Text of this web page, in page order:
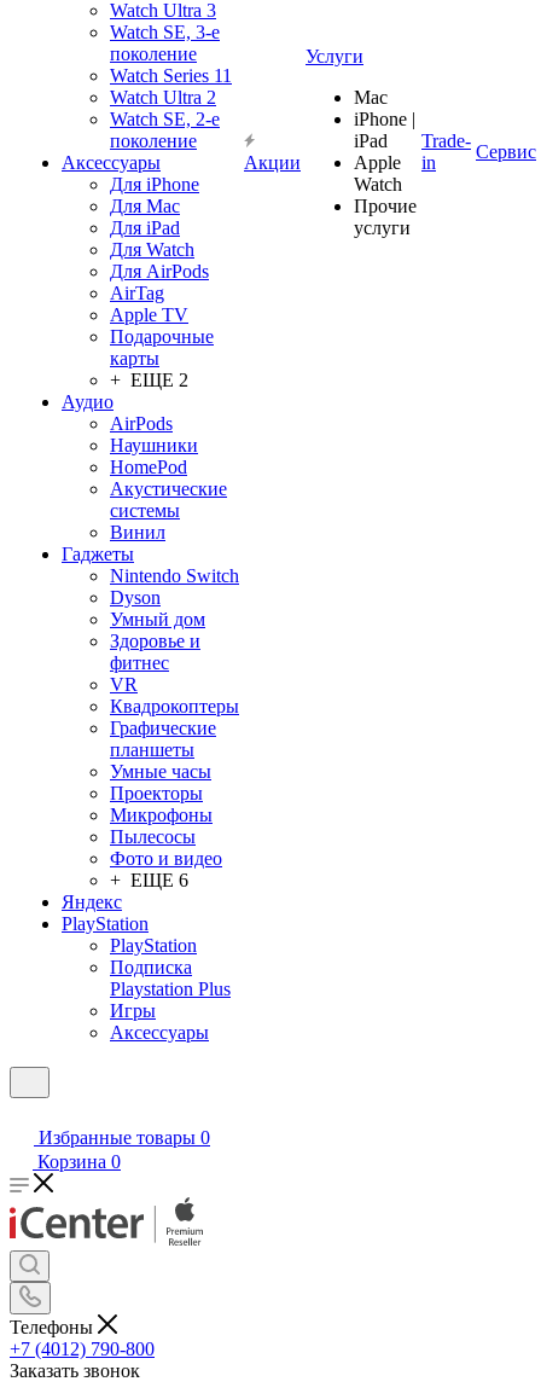
Watch Ultra 3
Watch SE, 3-е
поколение
Watch Series 11
Watch Ultra 2
Watch SE, 2-е
поколение
Аксессуары
Для iPhone
Для Mac
Для iPad
Для Watch
Для AirPods
AirTag
Apple TV
Подарочные
карты
+ ЕЩЕ 2
Аудио
AirPods
Наушники
HomePod
Акустические
системы
Винил
Гаджеты
Nintendo Switch
Dyson
Умный дом
Здоровье и
фитнес
VR
Квадрокоптеры
Графические
планшеты
Умные часы
Проекторы
Микрофоны
Пылесосы
Фото и видео
+ ЕЩЕ 6
Яндекс
PlayStation
PlayStation
Подписка
Playstation Plus
Игры
Аксессуары
Акции
Услуги
Mac
iPhone |
iPad
Apple
Watch
Прочие
услуги
Trade-
in
Сервис
Избранные товары 0
Корзина 0
Телефоны
+7 (4012) 790-800
Заказать звонок